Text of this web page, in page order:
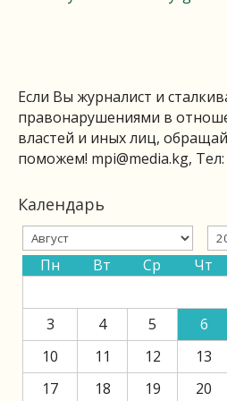
Если Вы журналист и
правонарушениями в
властей и иных лиц,
поможем! mpi@media.kg,
Календарь
Пн Вт Ср Чт
3
4 5 6
10
11 12 13
17
18 19 20